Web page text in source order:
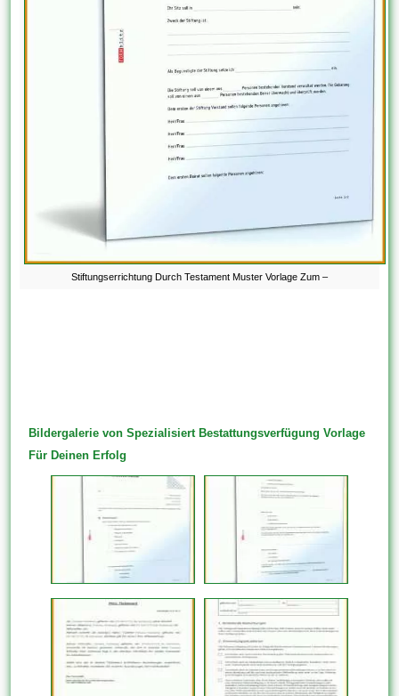
Stiftungserrichtung Durch Testament Muster Vorlage Zum –
Bildergalerie von Spezialisiert Bestattungsverfügung Vorlage
Für Deinen Erfolg